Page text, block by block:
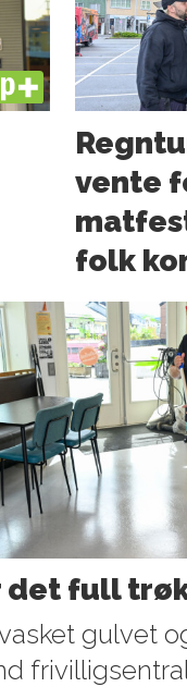
vente
folk
det full
gulvet